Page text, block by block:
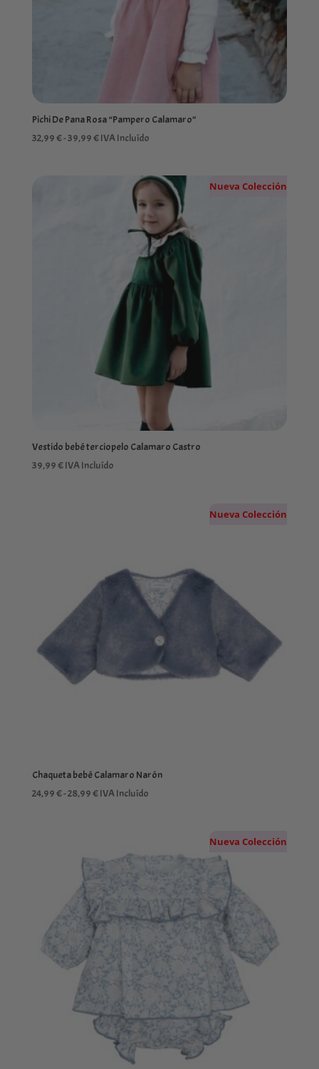
Pichi De Pana Rosa “Pampero Calamaro”
32,99€-39,99€Rango
39,99 €
IVA Incluído
Nueva Colección
Vestido bebé terciopelo Calamaro Castro
39,99€IVA Incluído
Nueva Colección
Chaqueta bebé Calamaro Narón
24,99€-28,99€Rango
24,99 €
28,99 €
IVA Incluído
Nueva Colección